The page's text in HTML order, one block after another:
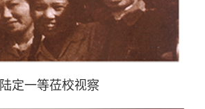
陆定一等莅校视察